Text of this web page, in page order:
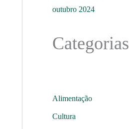
outubro 2024
Categorias
Alimentação
Cultura